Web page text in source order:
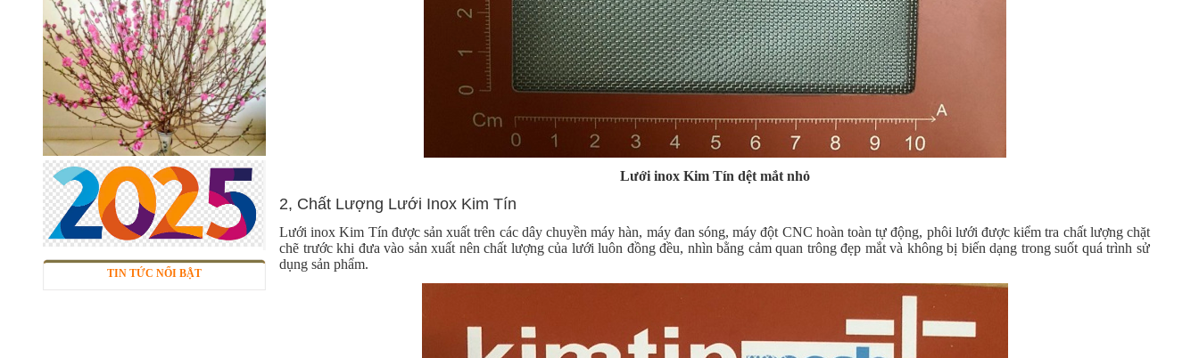
Lưới inox 10x10 đan ô vuông
Thăng Long
Mã SP: linox1010dvsp
Call
TIN TỨC NỔI BẬT
Lưới inox Kim Tín dệt mắt nhỏ
2, Chất Lượng Lưới Inox Kim Tín
Lưới inox Kim Tín được sản xuất trên các dây chuyền máy hàn, máy đan sóng, máy đột CNC hoàn toàn tự động, phôi lưới được kiểm tra chất lượng chặt
chẽ trước khi đưa vào sản xuất nên chất lượng của lưới luôn đồng đều, nhìn bằng cảm quan trông đẹp mắt và không bị biến dạng trong suốt quá trình sử
dụng sản phẩm.